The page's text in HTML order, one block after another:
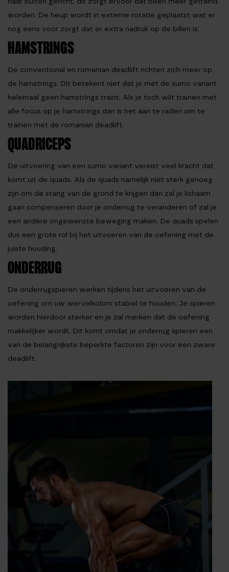
worden. De heup wordt in externe rotatie geplaatst wat er
nog eens voor zorgt dat er extra nadruk op de billen is.
HAMSTRINGS
De conventional en romanian deadlift richten zich meer op
de hamstrings. Dit betekent niet dat je met de sumo variant
helemaal geen hamstrings traint. Als je toch wilt trainen met
alle focus op je hamstrings dan is het aan te raden om te
trainen met de romanian deadlift.
QUADRICEPS
De uitvoering van een sumo variant vereist veel kracht dat
komt uit de quads. Als de quads namelijk niet sterk genoeg
zijn om de stang van de grond te krijgen dan zal je lichaam
gaan compenseren door je onderrug te veranderen of zal je
een andere ongewenste beweging maken. De quads spelen
dus een grote rol bij het uitvoeren van de oefening met de
juiste houding.
ONDERRUG
De onderrugspieren werken tijdens het uitvoeren van de
oefening om uw wervelkolom stabiel te houden. Je spieren
worden hierdoor sterker en je zal merken dat de oefening
makkelijker wordt. Dit komt omdat je onderrug spieren een
van de belangrijkste beperkte factoren zijn voor een zware
deadlift.